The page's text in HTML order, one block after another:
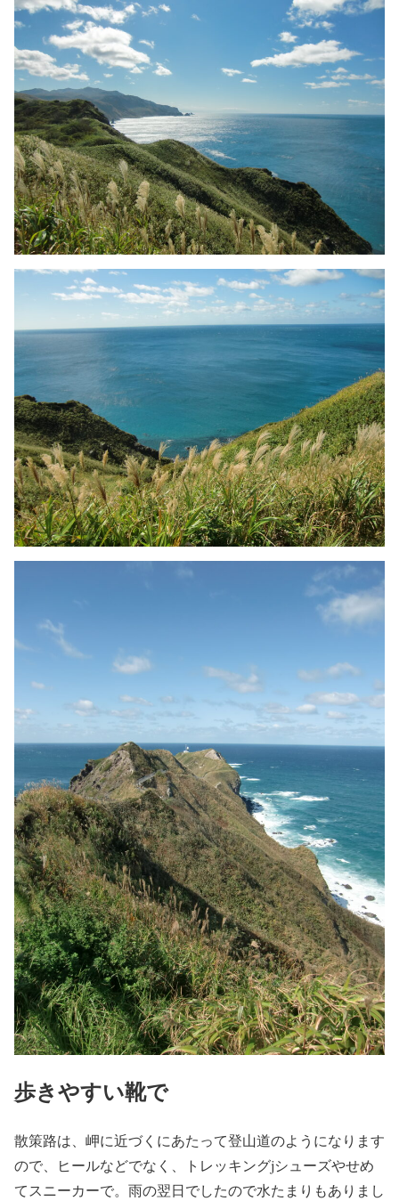
歩きやすい靴で
散策路は、岬に近づくにあたって登山道のようになります
ので、ヒールなどでなく、トレッキングjシューズやせめ
てスニーカーで。雨の翌日でしたので水たまりもありまし